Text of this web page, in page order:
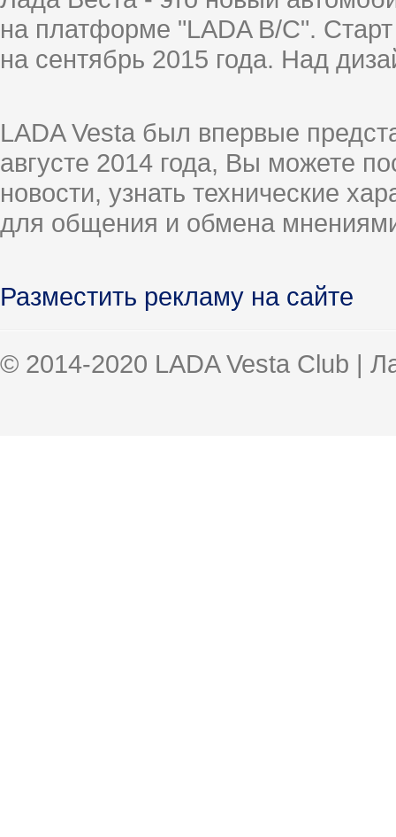
на платформе "LADA B/C".
на сентябрь 2015 года. Над
LADA Vesta был впервые
августе 2014 года, Вы можете
новости, узнать технические
для общения и обмена
Разместить рекламу на сайте
© 2014-2020 LADA Vesta Club |